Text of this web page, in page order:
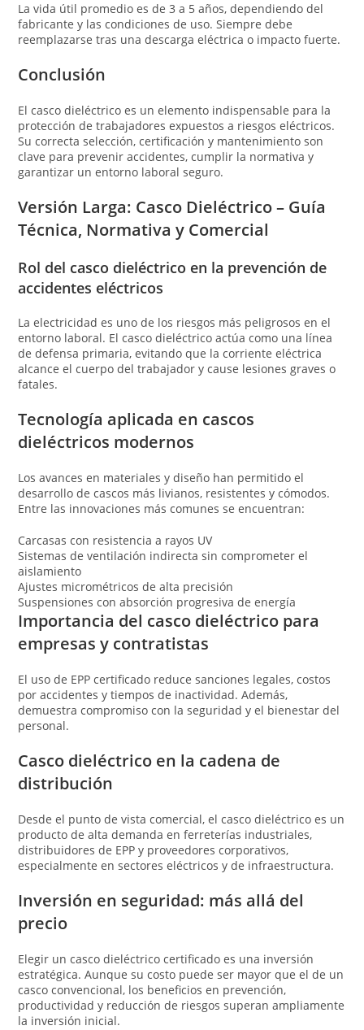
La vida útil promedio es de 3 a 5 años, dependiendo del
fabricante y las condiciones de uso. Siempre debe
reemplazarse tras una descarga eléctrica o impacto fuerte.
Conclusión
El casco dieléctrico es un elemento indispensable para la
protección de trabajadores expuestos a riesgos eléctricos.
Su correcta selección, certificación y mantenimiento son
clave para prevenir accidentes, cumplir la normativa y
garantizar un entorno laboral seguro.
Versión Larga: Casco Dieléctrico – Guía
Técnica, Normativa y Comercial
Rol del casco dieléctrico en la prevención de
accidentes eléctricos
La electricidad es uno de los riesgos más peligrosos en el
entorno laboral. El casco dieléctrico actúa como una línea
de defensa primaria, evitando que la corriente eléctrica
alcance el cuerpo del trabajador y cause lesiones graves o
fatales.
Tecnología aplicada en cascos
dieléctricos modernos
Los avances en materiales y diseño han permitido el
desarrollo de cascos más livianos, resistentes y cómodos.
Entre las innovaciones más comunes se encuentran:
Carcasas con resistencia a rayos UV
Sistemas de ventilación indirecta sin comprometer el
aislamiento
Ajustes micrométricos de alta precisión
Suspensiones con absorción progresiva de energía
Importancia del casco dieléctrico para
empresas y contratistas
El uso de EPP certificado reduce sanciones legales, costos
por accidentes y tiempos de inactividad. Además,
demuestra compromiso con la seguridad y el bienestar del
personal.
Casco dieléctrico en la cadena de
distribución
Desde el punto de vista comercial, el casco dieléctrico es un
producto de alta demanda en ferreterías industriales,
distribuidores de EPP y proveedores corporativos,
especialmente en sectores eléctricos y de infraestructura.
Inversión en seguridad: más allá del
precio
Elegir un casco dieléctrico certificado es una inversión
estratégica. Aunque su costo puede ser mayor que el de un
casco convencional, los beneficios en prevención,
productividad y reducción de riesgos superan ampliamente
la inversión inicial.